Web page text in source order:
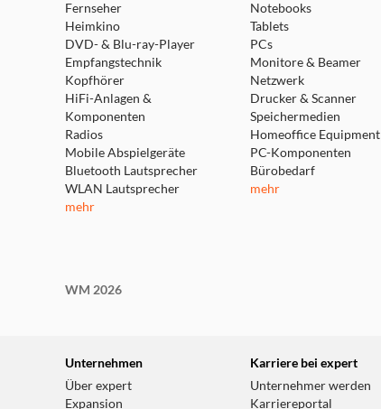
Fernseher
Heimkino
DVD- & Blu-ray-Player
Empfangstechnik
Kopfhörer
HiFi-Anlagen &
Komponenten
Radios
Mobile Abspielgeräte
Bluetooth Lautsprecher
WLAN Lautsprecher
mehr
Notebooks
Tablets
PCs
Monitore & Beamer
Netzwerk
Drucker & Scanner
Speichermedien
Homeoffice Equipment
PC-Komponenten
Bürobedarf
mehr
WM 2026
Unternehmen
Über expert
Expansion
Karriere bei expert
Unternehmer werden
Karriereportal